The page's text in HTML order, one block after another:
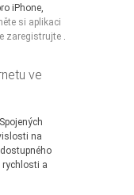
iPhone,
si aplikaci
zaregistrujte .
ve
na
rychlosti a